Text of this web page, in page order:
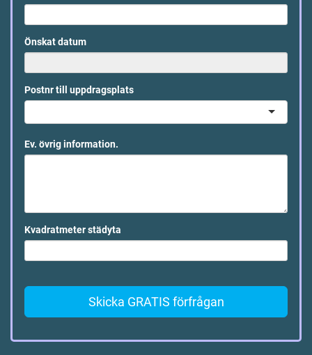
Önskat datum
Postnr till uppdragsplats
Ev. övrig information.
Kvadratmeter städyta
Skicka GRATIS förfrågan